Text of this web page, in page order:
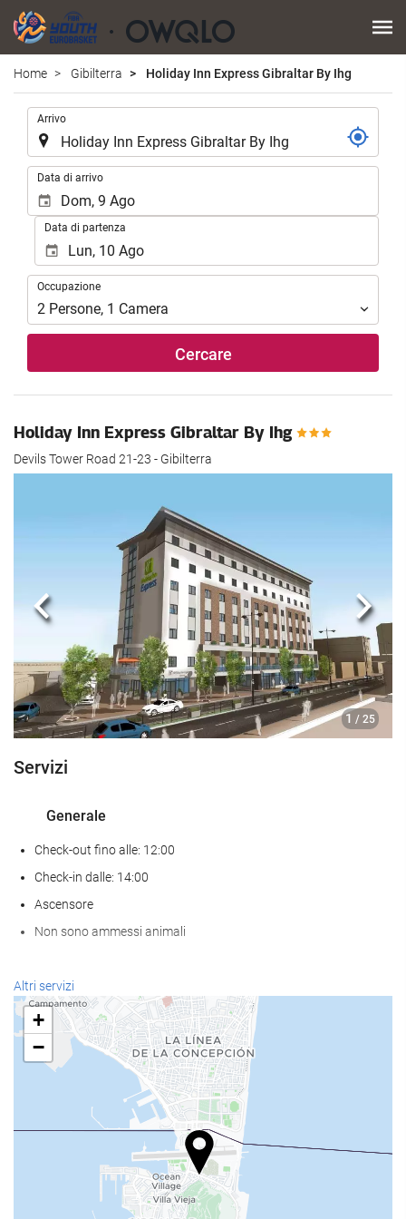
Home Gibilterra Holiday Inn Express Gibraltar By Ihg
Arrivo
Data di arrivo
Data di partenza
Occupazione
Occupazione
2 Persone, 1 Camera
Cercare
Holiday Inn Express Gibraltar By Ihg
Devils Tower Road 21-23 - Gibilterra
1 / 25
Anteriore
Servizi
Generale
Check-out fino alle: 12:00
Check-in dalle: 14:00
Ascensore
Non sono ammessi animali
Pasto e bevanda
Ristorante à la carte
caffetteria sul posto
Servizio di accoglienza
reception 24 ore su 24
deposito bagagli
Altri servizi
+
−